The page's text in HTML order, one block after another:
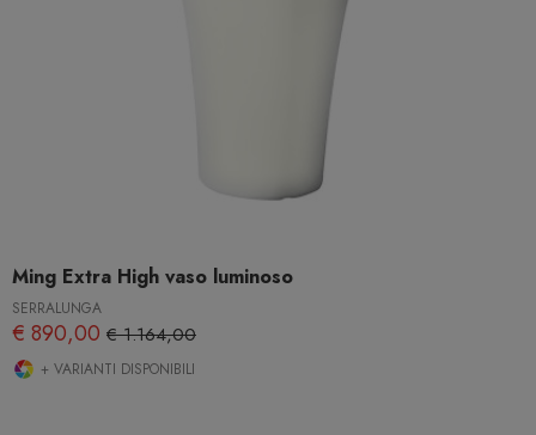
Ming Extra High vaso luminoso
SERRALUNGA
€ 890,00 € 1.164,00
+ VARIANTI DISPONIBILI